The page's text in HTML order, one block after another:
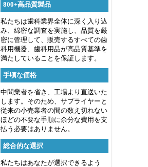
800+高品質製品
私たちは歯科業界全体に深く入り込
み、綿密な調査を実施し、品質を厳
密に管理して、販売するすべての歯
科用機器、歯科用品が高品質基準を
満たしていることを保証します。
手頃な価格
中間業者を省き、工場より直送いた
します。そのため、サプライヤーと
従来の小売業者の間の数え切れない
ほどの不要な手順に余分な費用を支
払う必要はありません。
総合的な選択
私たちはあなたが選択できるよう